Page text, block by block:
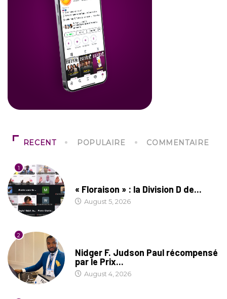
RECENT POPULAIRE COMMENTAIRE
1
« Floraison » : la Division D de...
August 5, 2026
2
Nidger F. Judson Paul récompensé
par le Prix...
August 4, 2026